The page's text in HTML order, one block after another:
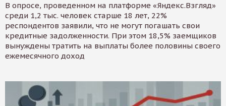
В опросе, проведенном на платформе «Яндекс.Взгляд»
среди 1,2 тыс. человек старше 18 лет, 22%
респондентов заявили, что не могут погашать свои
кредитные задолженности. При этом 18,5% заемщиков
вынуждены тратить на выплаты более половины своего
ежемесячного доход